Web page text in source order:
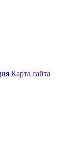
Карта сайта